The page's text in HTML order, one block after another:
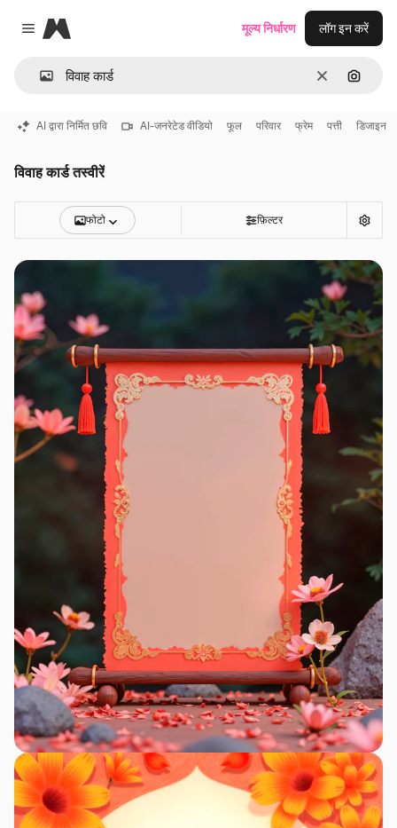
Close menu
Magnific
साफ़ इमेज से
मूल्य निर्धारण लॉग इन करें
AI द्वारा निर्मित छवि AI-जनरेटेड वीडियो फूल परिवार फ्रेम पत्ती डिजाइन
विवाह कार्ड तस्वीरें
फोटो फ़िल्टर